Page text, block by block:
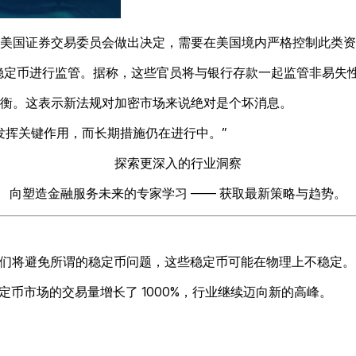
证券交易委员会做出决定，需要在美国境内严格控制此类资
币进行监管。据称，这些官员将与银行存款一起监管非易失
这表示新法规对加密市场来说绝对是个坏消息。
关键作用，而长期措施仍在进行中。”
探索更深入的行业洞察
向塑造金融服务未来的专家学习 —— 获取最新策略与趋势。
将避免所谓的稳定币问题，这些稳定币可能在物理上不稳定。
市场的交易量增长了 1000%，行业继续迈向新的高峰。